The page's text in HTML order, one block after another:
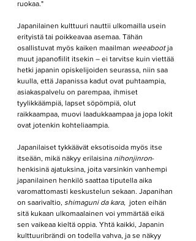
ruokaa."
Japanilainen kulttuuri nauttii ulkomailla usein
erityistä tai poikkeavaa asemaa. Tähän
osallistuvat myös kaiken maailman weeaboot ja
muut japanofiilit itsekin – ei tarvitse kuin viettää
hetki japanin opiskelijoiden seurassa, niin saa
kuulla, että Japanissa kadut ovat puhtaampia,
asiakaspalvelu on parempaa, ihmiset
tyylikkäämpiä, lapset söpömpiä, olut
raikkaampaa, muovi laadukkaampaa ja jopa lokit
ovat jotenkin kohteliaampia.
Japanilaiset tykkäävät eksotisoida myös itse
itseään, mikä näkyy erilaisina nihonjinron-
henkisinä ajatuksina, joita varsinkin vanhempi
japanilainen henkilö saattaa tiputella aika
varomattomasti keskustelun sekaan. Japanihan
on saarivaltio, shimaguni da kara,  joten eihän
sitä kukaan ulkomaalainen voi ymmärtää eikä
sen vaikeaa kieltä oppia. Yhtä kaikki, Japanin
kulttuuribrändi on todella vahva, ja se näkyy